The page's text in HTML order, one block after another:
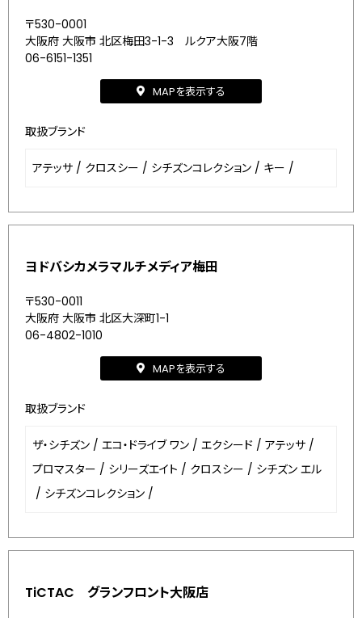
〒530-0001
大阪府 大阪市 北区梅田3-1-3 ルクア大阪7階
06-6151-1351
MAPを表示する
取扱ブランド
アテッサ / クロスシー / シチズンコレクション / キー /
ヨドバシカメラマルチメディア梅田
〒530-0011
大阪府 大阪市 北区大深町1-1
06-4802-1010
MAPを表示する
取扱ブランド
ザ・シチズン / エコ・ドライブ ワン / エクシード / アテッサ /
プロマスター / シリーズエイト / クロスシー / シチズン エル
/ シチズンコレクション /
TiCTAC グランフロント大阪店